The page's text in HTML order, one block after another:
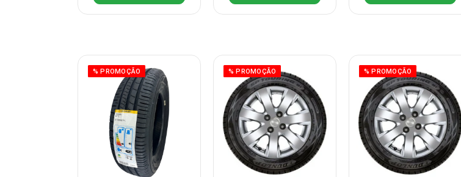
% PROMOÇÃO % PROMOÇÃO % PROMOÇÃO